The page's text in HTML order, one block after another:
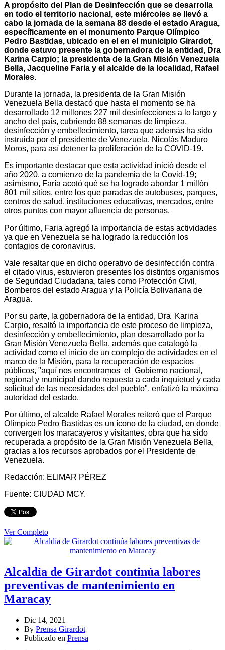
A propósito del Plan de Desinfección que se desarrolla
en todo el territorio nacional, este miércoles se llevó a
cabo la jornada de la semana 88 desde el estado Aragua,
específicamente en el monumento Parque Olímpico
Pedro Bastidas, ubicado en el en el municipio Girardot,
donde estuvo presente la gobernadora de la entidad, Dra
Karina Carpio; la presidenta de la Gran Misión Venezuela
Bella, Jacqueline Faria y el alcalde de la localidad, Rafael
Morales.
Durante la jornada, la presidenta de la Gran Misión
Venezuela Bella destacó que hasta el momento se ha
desarrollado 12 millones 227 mil desinfecciones a lo largo y
ancho del país, cubriendo 88 semanas de limpieza,
desinfección y embellecimiento, tarea que además ha sido
instruida por el presidente de Venezuela, Nicolás Maduro
Moros, para así detener la proliferación de la COVID-19.
Es importante destacar que esta actividad inició desde el
año 2020, a comienzo de la pandemia de la Covid-19;
asimismo, Faría acotó qué se ha logrado abordar 1 millón
801 mil sitios, entre los que paradas de autobuses, parques,
centros de salud, instituciones educativas, mercados, entre
otros puntos con mayor afluencia de personas.
Por último, Faria agregó la importancia de estas actividades
ya que en Venezuela se ha logrado la reducción los
contagios de coronavirus.
Vale resaltar que en dicho operativo de desinfección contra
el citado virus, estuvieron presentes los distintos organismos
de Seguridad Ciudadana, tales como Protección Civil,
Bomberos del estado Aragua y la Policía Bolivariana de
Aragua.
Por su parte, la gobernadora de la entidad, Dra Karina
Carpio, resaltó la importancia de este proceso de limpieza,
desinfección y embellecimiento, plan desarrollado por la
Gran Misión Venezuela Bella, además que catalogó la
actividad como el inicio de un complejo de actividades en el
marco de la Misión, para la recuperación de espacios
públicos, "aquí nos encontramos el Gobierno nacional,
regional y municipal dando repuesta a cada inquietud y cada
solicitud de las necesidades del pueblo", enfatizó la máxima
autoridad del estado.
Por último, el alcalde Rafael Morales reiteró que el Parque
Olímpico Pedro Bastidas es un ícono de la ciudad, en donde
convergen los maracayeros y visitantes, obra que ha sido
recuperada a propósito de la Gran Misión Venezuela Bella,
gracias a los recursos aprobados por el Presidente de
Venezuela.
Redacción: ELIMAR PÉREZ
Fuente: CIUDAD MCY.
Ver Completo
Alcaldía de Girardot continúa labores
preventivas de mantenimiento en
Maracay
Dic 14, 2021
By Prensa Girardot
Publicado en Prensa